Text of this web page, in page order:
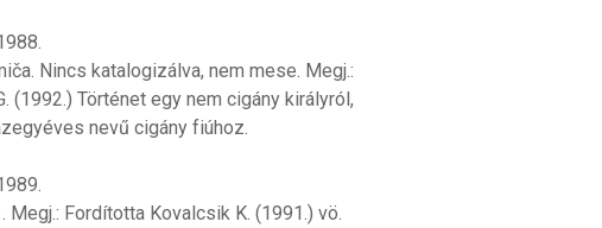
Nincs katalogizálva, nem mese. Megj.:
(1992.) Történet egy nem cigány királyról,
nevű cigány fiúhoz.
Fordította Kovalcsik K. (1991.) vö.